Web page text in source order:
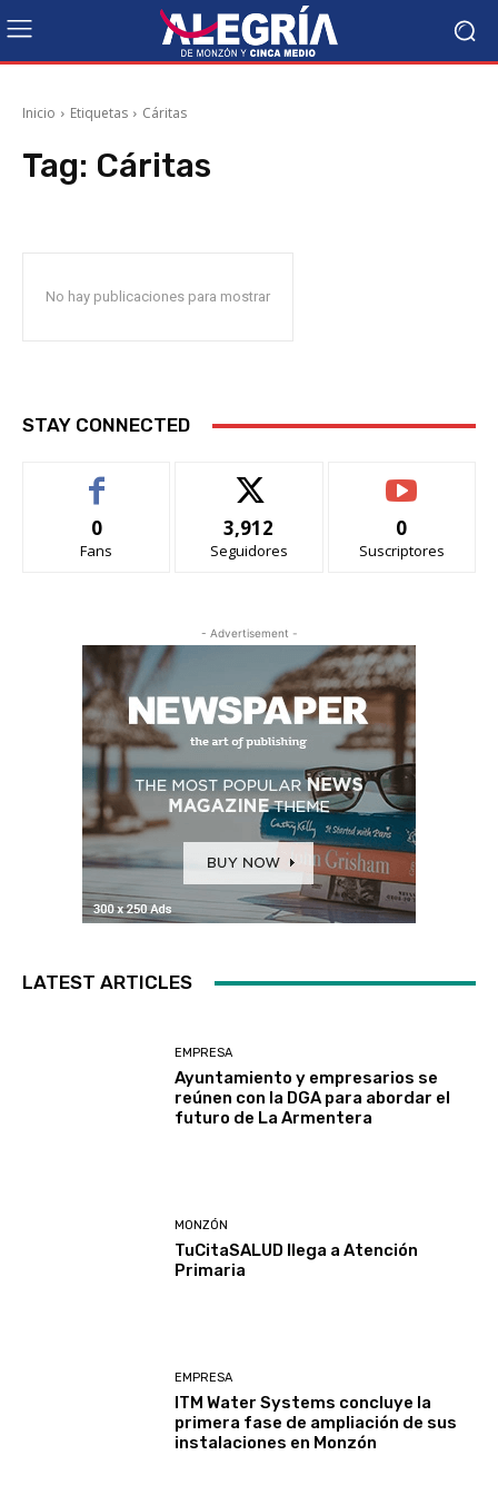
Inicio Etiquetas Cáritas
Tag: Cáritas
No hay publicaciones para mostrar
STAY CONNECTED
0
Fans
3,912
Seguidores
0
Suscriptores
- Advertisement -
LATEST ARTICLES
EMPRESA
Ayuntamiento y empresarios se
reúnen con la DGA para abordar el
futuro de La Armentera
MONZÓN
TuCitaSALUD llega a Atención
Primaria
EMPRESA
ITM Water Systems concluye la
primera fase de ampliación de sus
instalaciones en Monzón